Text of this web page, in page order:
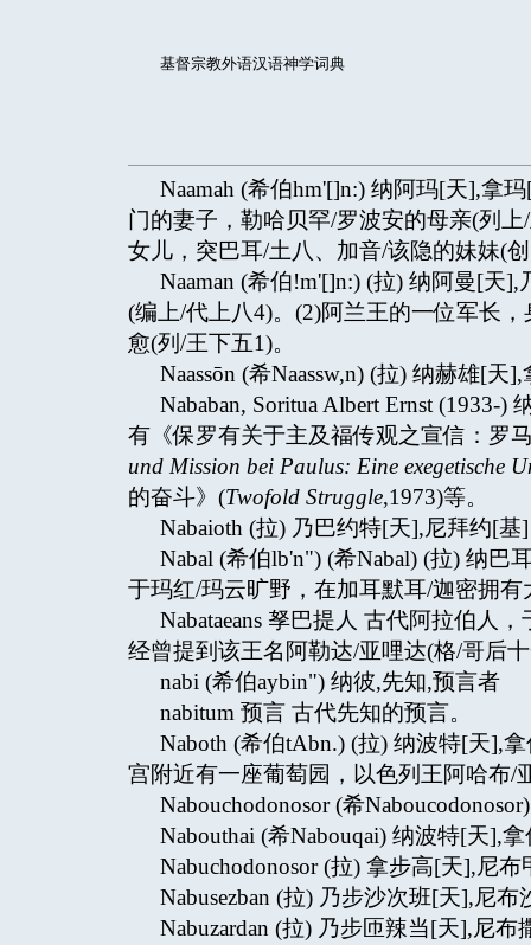
基督宗教外语汉语神学词典
Naamah (希伯hm'[]n:) 纳阿玛[天],拿
门的妻子，勒哈贝罕/罗波安的母亲(列
女儿，突巴耳/土八、加音/该隐的妹妹(
Naaman (希伯!m'[]n:) (拉) 纳阿曼[天
(编上/代上八4)。(2)阿兰王的一位军长
愈(列/王下五1)。
Naassōn (希Naassw,n) (拉) 纳赫雄[天
Nababan, Soritua Albert Ernst (1933-
有《保罗有关于主及福传观之宣信：罗
und Mission bei Paulus: Eine exegetische
的奋斗》(Twofold Struggle,1973)等。
Nabaioth (拉) 乃巴约特[天],尼拜约[
Nabal (希伯lb'n") (希Nabal) (拉) 纳
于玛红/玛云旷野，在加耳默耳/迦密拥
Nabataeans 孥巴提人 古代阿拉伯人
经曾提到该王名阿勒达/亚哩达(格/哥后
nabi (希伯aybin") 纳彼,先知,预言者
nabitum 预言 古代先知的预言。
Naboth (希伯tAbn.) (拉) 纳波特[天],
宫附近有一座葡萄园，以色列王阿哈布/
Nabouchodonosor (希
Nabouthai (希Nabouqai) 纳波特[天],
Nabuchodonosor (拉) 拿步高[天],尼
Nabusezban (拉) 乃步沙次班[天],尼
Nabuzardan (拉) 乃步匝辣当[天],尼布